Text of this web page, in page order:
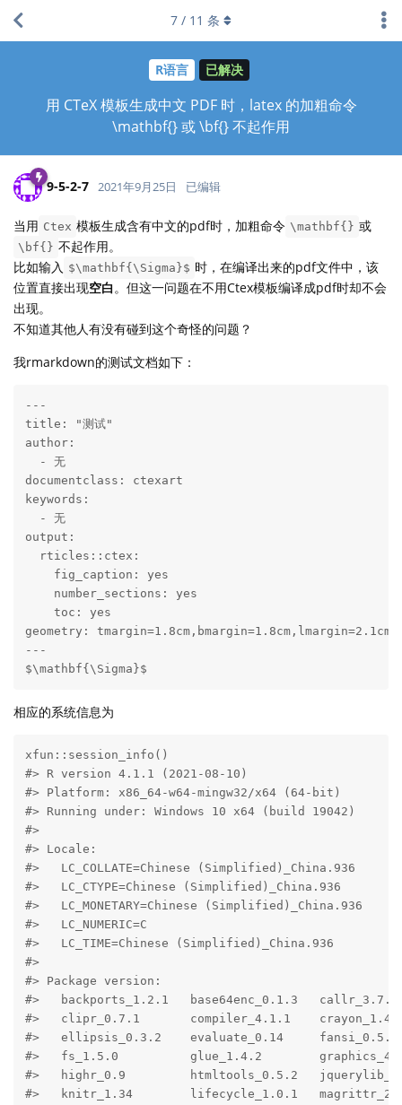
R语言 已解决
用 CTeX 模板生成中文 PDF 时，latex 的加粗命令
\mathbf{} 或 \bf{} 不起作用
7 / 11 条
9-5-2-7 2021年9月25日 已编辑
当用 Ctex 模板生成含有中文的pdf时，加粗命令 \mathbf{} 或
\bf{} 不起作用。
比如输入 $\mathbf{\Sigma}$ 时，在编译出来的pdf文件中，该
位置直接出现空白 。但这一问题在不用Ctex模板编译成pdf时却不会
出现。
不知道其他人有没有碰到这个奇怪的问题？
我rmarkdown的测试文档如下：
---
title: "测试"
author:
  - 无
documentclass: ctexart
keywords:
  - 无
output:
  rticles::ctex:
    fig_caption: yes
    number_sections: yes
    toc: yes
geometry:
---
$\mathbf{\Sigma}$
相应的系统信息为
xfun::session_info()
#> R version 4.1.1 (2021-08-10)
#> Platform: x86_64-w64-mingw32/x64 (64-bit)
#> Running under: Windows 10 x64 (build 19042)
#>
#> Locale:
#>   LC_COLLATE=Chinese (Simplified)_China.936
#>   LC_CTYPE=Chinese (Simplified)_China.936
#>   LC_MONETARY=Chinese (Simplified)_China.936
#>   LC_NUMERIC=C
#>   LC_TIME=Chinese (Simplified)_China.936
#>
#> Package version:
#>   backports_1.2.1   base64enc_0.1.3
#>   clipr_0.7.1       compiler_4.1.1
#>   ellipsis_0.3.2    evaluate_0.14
#>   fs_1.5.0          glue_1.4.2
#>   highr_0.9         htmltools_0.5.2
#>   knitr_1.34        lifecycle_1.0.1